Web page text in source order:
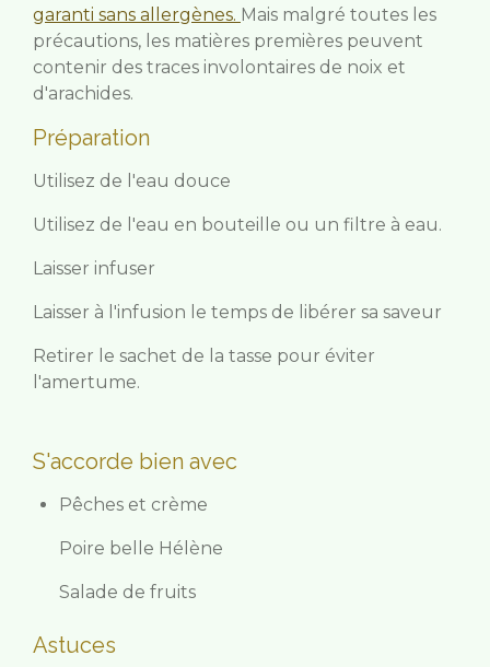
garanti sans allergènes. Mais malgré toutes les
précautions, les matières premières peuvent
contenir des traces involontaires de noix et
d'arachides.
Préparation
Utilisez de l'eau douce
Utilisez de l'eau en bouteille ou un filtre à eau.
Laisser infuser
Laisser à l'infusion le temps de libérer sa saveur
Retirer le sachet de la tasse pour éviter
l'amertume.
S'accorde bien avec
Pêches et crème
Poire belle Hélène
Salade de fruits
Astuces